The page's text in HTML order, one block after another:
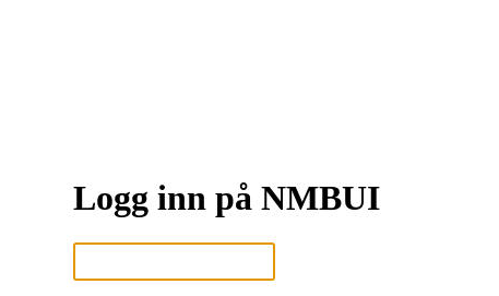
Logg inn på NMBUI